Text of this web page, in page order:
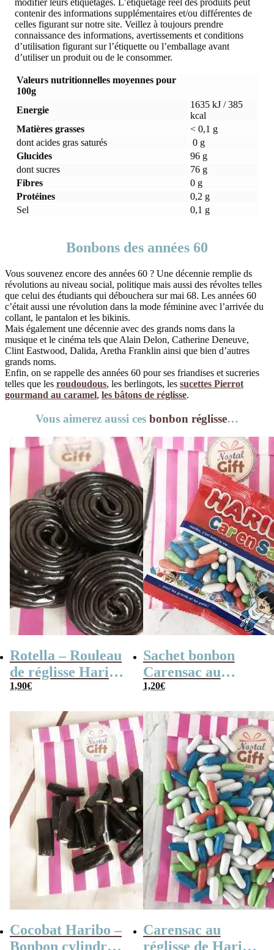
modifier leurs étiquetages. L’étiquetage réel des produits peut
contenir des informations supplémentaires et/ou différentes de
celles figurant sur notre site. Veillez à toujours prendre
connaissance des informations, avertissements et conditions
d’utilisation figurant sur l’étiquette ou l’emballage avant
d’utiliser un produit ou de le consommer.
Valeurs nutritionnelles moyennes pour
100g
Energie
1635 kJ / 385
kcal
Matières grasses
< 0,1 g
dont acides gras saturés
0 g
Glucides
96 g
dont sucres
76 g
Fibres
0 g
Protéines
0,2 g
Sel
0,1 g
Bonbons des années 60
Vous souvenez encore des années 60 ? Une décennie remplie ds
révolutions au niveau social, politique mais aussi des révoltes telles
que celui des étudiants qui débouchera sur mai 68. Les années 60
c’était aussi une révolution dans la mode féminine avec l’arrivée du
collant, le pantalon et les bikinis.
Mais également une décennie avec des grands noms dans la
musique et le cinéma tels que Alain Delon, Catherine Deneuve,
Clint Eastwood, Dalida, Aretha Franklin ainsi que bien d’autres
grands noms.
Enfin, on se rappelle des années 60 pour ses friandises et sucreries
telles que les roudoudous, les berlingots, les sucettes Pierrot
gourmand au caramel, les bâtons de réglisse.
Vous aimerez aussi ces bonbon réglisse…
Rotella – Rouleau
de réglisse Haribo
x10
1,90€
Sachet bonbon
Carensac au
réglisse de Haribo
1,20€
Cocobat Haribo –
Bonbon cylindre
Carensac au
réglisse de Haribo